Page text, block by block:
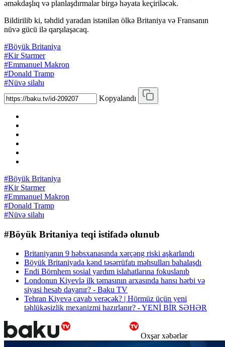
əməkdaşlıq və planlaşdırmalar birgə həyata keçiriləcək.
Bildirilib ki, təhdid yaradan istənilən ölkə Britaniya və Fransanın
nüvə gücü ilə qarşılaşacaq.
#Böyük Britaniya
#Kir Starmer
#Emmanuel Makron
#Donald Tramp
#Nüvə silahı
Kopyalandı
#Böyük Britaniya
#Kir Starmer
#Emmanuel Makron
#Donald Tramp
#Nüvə silahı
#Böyük Britaniya teqi istifadə olunub
Britaniyanın 9 həbsxanasında xərçəng riski aşkarlandı
Böyük Britaniyada kənd təsərrüfatı məhsulları bahalaşdı
Endi Börnhem sosial yardım islahatlarına fokuslanıb
Londonun Kiyevlə ilk təmasının arxasında hansı hərbi və
siyasi hesab dayanır? - Baku TV
Tehran Kiyevə cavab verəcək? | Hörmüz üçün yeni
təhlükəsizlik mexanizmi hazırlanır? - YENİ BİR SƏHƏR
Oxşar xəbərlər